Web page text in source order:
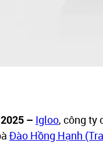
– Igloo, công ty
Đào Hồng Hạnh